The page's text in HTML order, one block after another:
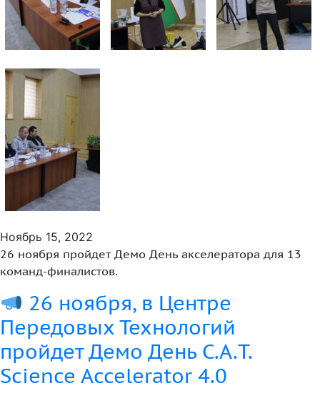
Ноябрь 15, 2022
26 ноября пройдет Демо День акселератора для 13
команд-финалистов.
26 ноября, в Центре
Передовых Технологий
пройдет Демо День C.A.T.
Science Accelerator 4.0